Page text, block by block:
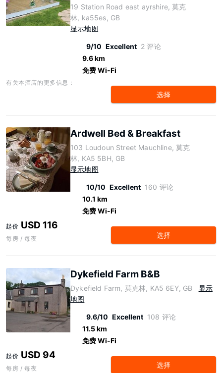
19 Station Road east ayrshire, 莫克
林, ka55es, GB
显示地图
9/10 Excellent 2 评论
9.6 km
免费 Wi-Fi
有关本酒店的更多信息：
选择
Ardwell Bed & Breakfast
103 Loudoun Street Mauchline, 莫克
林, KA5 5BH, GB
显示地图
10/10 Excellent 160 评论
10.1 km
免费 Wi-Fi
起价 USD 116
每房 / 每夜 选择
Dykefield Farm B&B
Dykefield Farm, 莫克林, KA5 6EY, GB
显示
地图
9.6/10 Excellent 108 评论
11.5 km
免费 Wi-Fi
起价 USD 94
每房 / 每夜 选择